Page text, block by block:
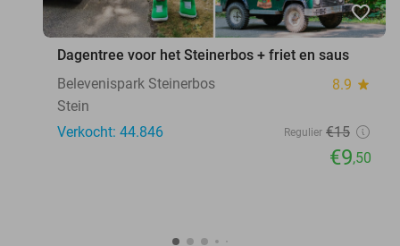
favorite_border
Dagentree voor het Steinerbos + friet en saus
Belevenispark Steinerbos
8.9 star
Stein
Verkocht: 44.846
Regulier €15
€9,50